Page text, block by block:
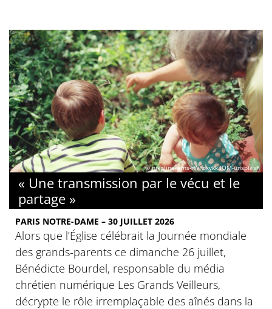
© nikoline-arns-rWFpxykk3QM-unsplash
« Une transmission par le vécu et le
partage »
PARIS NOTRE-DAME – 30 JUILLET 2026
Alors que l’Église célébrait la Journée mondiale
des grands-parents ce dimanche 26 juillet,
Bénédicte Bourdel, responsable du média
chrétien numérique Les Grands Veilleurs,
décrypte le rôle irremplaçable des aînés dans la